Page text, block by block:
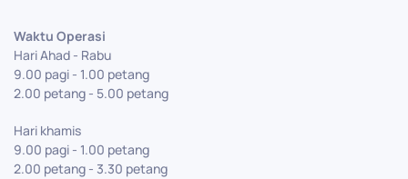
Waktu Operasi
Hari Ahad - Rabu
9.00 pagi - 1.00 petang
2.00 petang - 5.00 petang
Hari khamis
9.00 pagi - 1.00 petang
2.00 petang - 3.30 petang